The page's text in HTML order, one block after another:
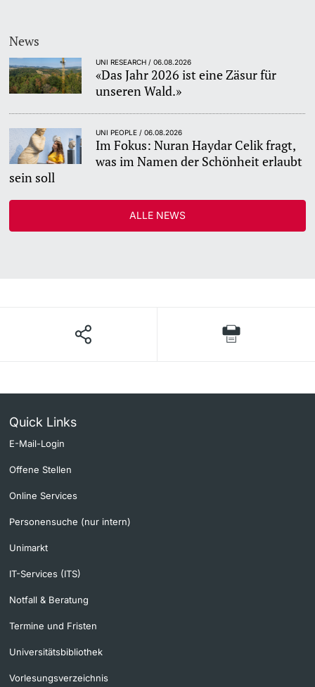
News
UNI RESEARCH / 06.08.2026
«Das Jahr 2026 ist eine Zäsur für
unseren Wald.»
UNI PEOPLE / 06.08.2026
Im Fokus: Nuran Haydar Celik fragt,
was im Namen der Schönheit erlaubt
sein soll
ALLE NEWS
Quick Links
E-Mail-Login
Offene Stellen
Online Services
Personensuche (nur intern)
Unimarkt
IT-Services (ITS)
Notfall & Beratung
Termine und Fristen
Universitätsbibliothek
Vorlesungsverzeichnis